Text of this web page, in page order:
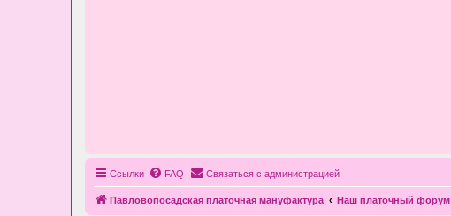
Ссылки FAQ Связаться с администрацией
Павловопосадская платочная мануфактура Наш платочный форум